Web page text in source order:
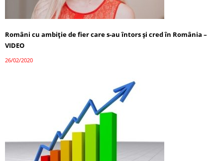
Români cu ambiție de fier care s-au întors și cred în România –
VIDEO
26/02/2020